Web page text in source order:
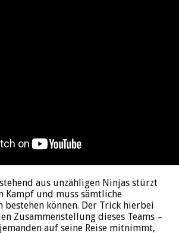
aus unzähligen Ninjas stürzt
Kampf und muss sämtliche
können. Der Trick hierbei
Zusammenstellung dieses Teams –
auf seine Reise mitnimmt,